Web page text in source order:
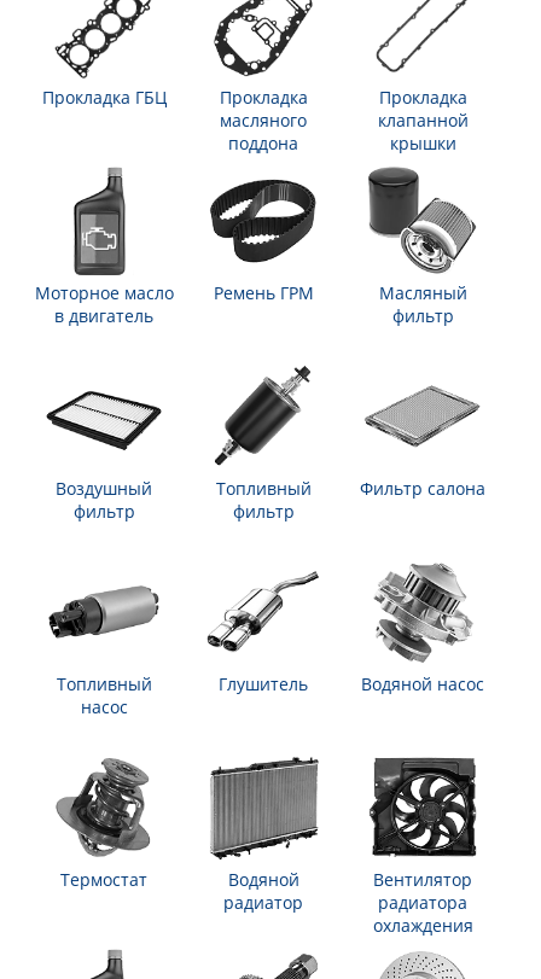
Прокладка ГБЦ
Прокладка
масляного
поддона
Прокладка
клапанной
крышки
Моторное масло
в двигатель
Ремень ГРМ
Масляный
фильтр
Воздушный
фильтр
Топливный
фильтр
Фильтр салона
Топливный
насос
Глушитель Водяной насос
Термостат
Водяной
радиатор
Вентилятор
радиатора
охлаждения